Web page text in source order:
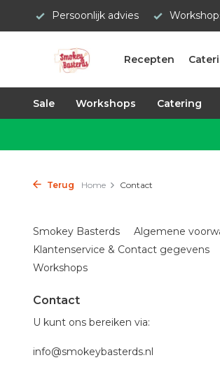
Persoonlijk advies
Recepten
Sale Workshops Catering
Terug Home Contact
Smokey Basterds Algemene
Klantenservice & Contact gegevens
Workshops
Contact
U kunt ons bereiken via:
info@smokeybasterds.nl